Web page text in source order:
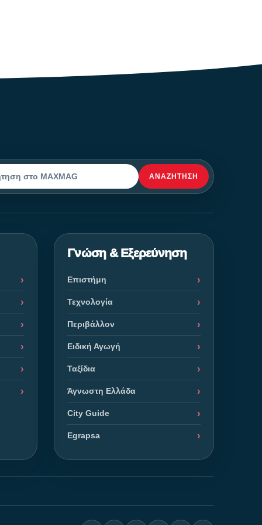
ΑΝΑΖΉΤΗΣΗ
Γνώση & Εξερεύνηση
Επιστήμη
Τεχνολογία
Περιβάλλον
Ειδική Αγωγή
Ταξίδια
Άγνωστη Ελλάδα
City Guide
Egrapsa